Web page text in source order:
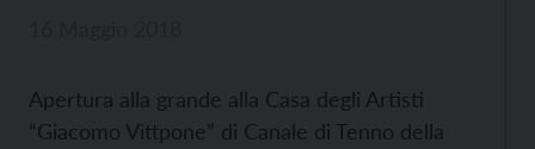
Apertura alla grande alla Casa degli Artisti
“Giacomo Vittpone” di Canale di Tenno della